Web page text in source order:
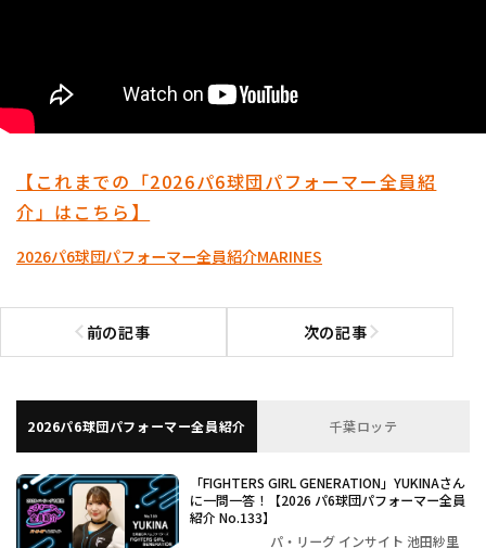
【これまでの「2026パ6球団パフォーマー全員紹
介」はこちら】
2026パ6球団パフォーマー全員紹介MARINES
前の記事
前の記事へ 次の記事次の記事へ
2026パ6球団パフォーマー全員紹介 千葉ロッテ
「FIGHTERS GIRL GENERATION」YUKINAさん
に一問一答！【2026 パ6球団パフォーマー全員
紹介 No.133】
パ・リーグ インサイト 池田紗里